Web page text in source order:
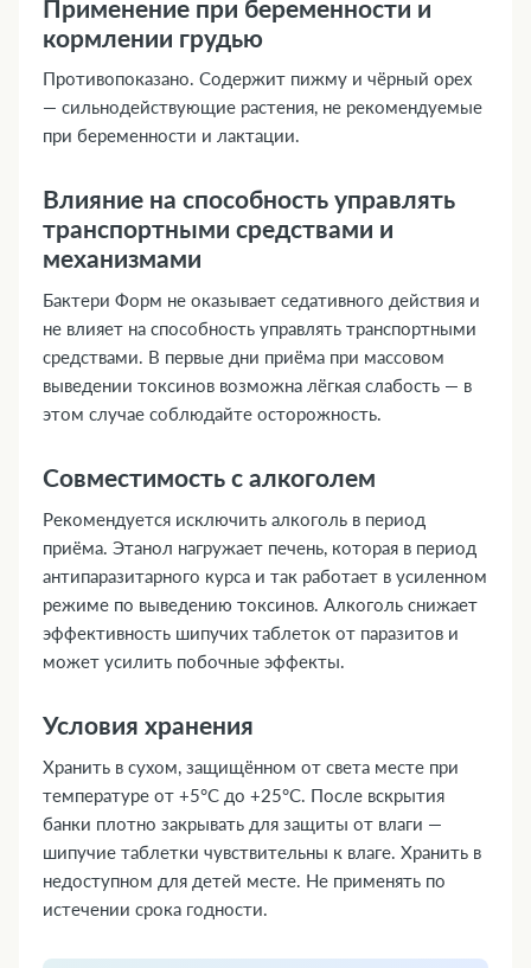
Применение при беременности и
кормлении грудью
Противопоказано. Содержит пижму и чёрный орех
— сильнодействующие растения, не рекомендуемые
при беременности и лактации.
Влияние на способность управлять
транспортными средствами и
механизмами
Бактери Форм не оказывает седативного действия и
не влияет на способность управлять транспортными
средствами. В первые дни приёма при массовом
выведении токсинов возможна лёгкая слабость — в
этом случае соблюдайте осторожность.
Совместимость с алкоголем
Рекомендуется исключить алкоголь в период
приёма. Этанол нагружает печень, которая в период
антипаразитарного курса и так работает в усиленном
режиме по выведению токсинов. Алкоголь снижает
эффективность шипучих таблеток от паразитов и
может усилить побочные эффекты.
Условия хранения
Хранить в сухом, защищённом от света месте при
температуре от +5°C до +25°C. После вскрытия
банки плотно закрывать для защиты от влаги —
шипучие таблетки чувствительны к влаге. Хранить в
недоступном для детей месте. Не применять по
истечении срока годности.